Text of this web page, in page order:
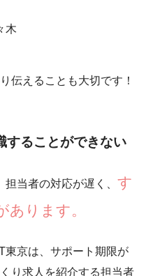
伝える ことも大切です！
することができない
当者の対応が遅く、 す
あります。
東京は、サポート期限が
り求人を紹介する担当者